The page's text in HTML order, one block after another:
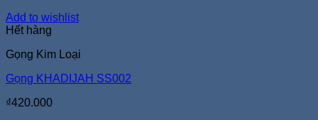
Add to wishlist
Hết hàng
Gọng Kim Loại
Gọng KHADIJAH SS002
₫420.000